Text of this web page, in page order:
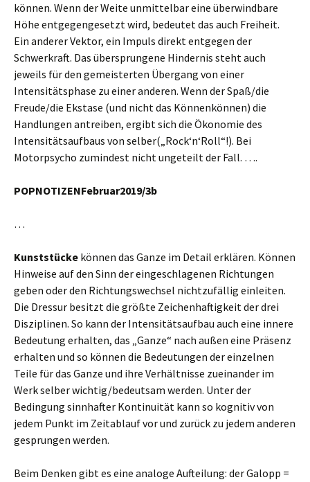
können. Wenn der Weite unmittelbar eine überwindbare
Höhe entgegengesetzt wird, bedeutet das auch Freiheit.
Ein anderer Vektor, ein Impuls direkt entgegen der
Schwerkraft. Das übersprungene Hindernis steht auch
jeweils für den gemeisterten Übergang von einer
Intensitätsphase zu einer anderen. Wenn der Spaß/die
Freude/die Ekstase (und nicht das Könnenkönnen) die
Handlungen antreiben, ergibt sich die Ökonomie des
Intensitätsaufbaus von selber(„Rock‘n‘Roll“!). Bei
Motorpsycho zumindest nicht ungeteilt der Fall. ….
POPNOTIZENFebruar2019/3b
…
Kunststücke können das Ganze im Detail erklären. Können
Hinweise auf den Sinn der eingeschlagenen Richtungen
geben oder den Richtungswechsel nichtzufällig einleiten.
Die Dressur besitzt die größte Zeichenhaftigkeit der drei
Disziplinen. So kann der Intensitätsaufbau auch eine innere
Bedeutung erhalten, das „Ganze“ nach außen eine Präsenz
erhalten und so können die Bedeutungen der einzelnen
Teile für das Ganze und ihre Verhältnisse zueinander im
Werk selber wichtig/bedeutsam werden. Unter der
Bedingung sinnhafter Kontinuität kann so kognitiv von
jedem Punkt im Zeitablauf vor und zurück zu jedem anderen
gesprungen werden.
Beim Denken gibt es eine analoge Aufteilung: der Galopp =